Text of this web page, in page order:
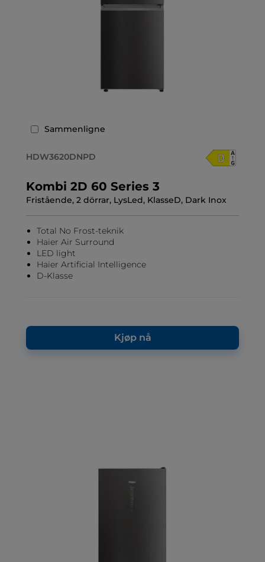
Sammenligne
HDW3620DNPD
Kombi 2D 60 Series 3
Fristående, 2 dörrar, LysLed, KlasseD, Dark Inox
Total No Frost-teknik
Haier Air Surround
LED light
Haier Artificial Intelligence
D-Klasse
Kjøp nå